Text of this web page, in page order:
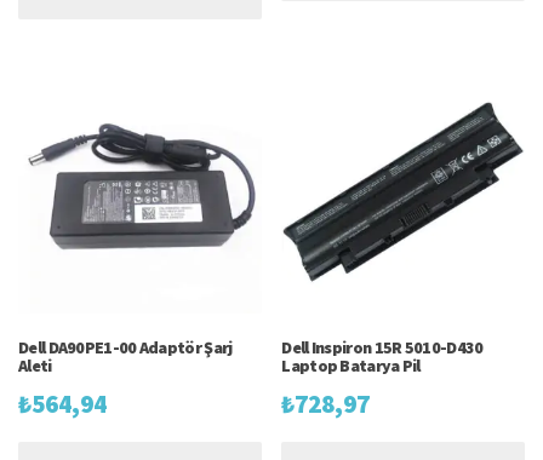
Dell DA90PE1-00 Adaptör Şarj
Aleti
₺564,94
Dell Inspiron 15R 5010-D430
Laptop Batarya Pil
₺728,97